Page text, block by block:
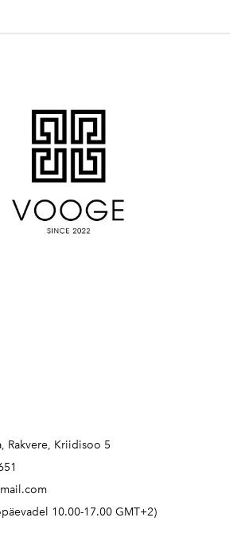
Rakvere, Kriidisoo 5
10.00-17.00 GMT+2)